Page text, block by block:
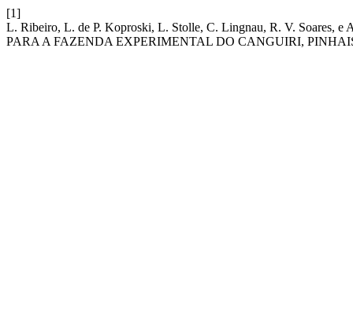
[1]
L. Ribeiro, L. de P. Koproski, L. Stolle, C. Lingnau, R. V.
PARA A FAZENDA EXPERIMENTAL DO CANGUIRI,